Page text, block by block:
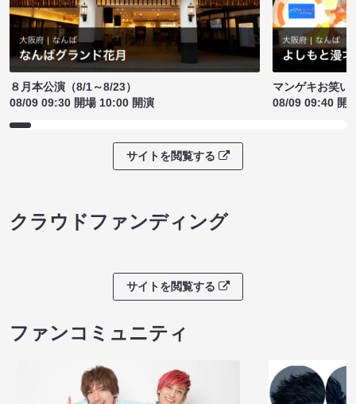
８月本公演（8/1～8/23）
08/09 09:30 開場 10:00 開演
マンゲキお笑い
08/09 09:40 開
サイトを閲覧する
クラウドファンディング
サイトを閲覧する
ファンコミュニティ